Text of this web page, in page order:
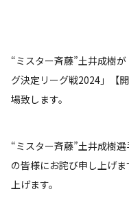
“ミスター斉藤”土井成樹
グ決定リーグ戦2024」【
場致します。
“ミスター斉藤”土井成樹
の皆様にお詫び申し上げ
上げます。